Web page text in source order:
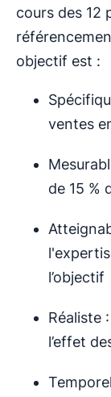
cours des 12
objectif est :
ventes
de 15 %
l’objectif
Réaliste
l’effet